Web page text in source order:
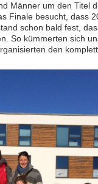
Männer um den Titel
Finale besucht, dass
schon bald fest,
So kümmerten sich
den